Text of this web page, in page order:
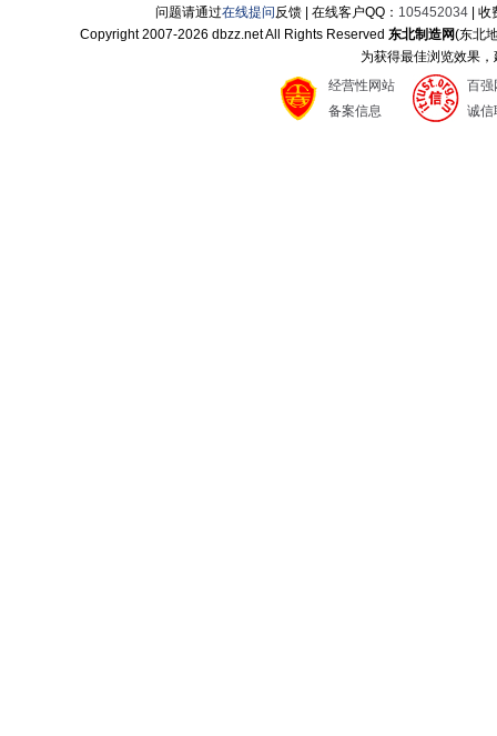
问题请通过在线提问反馈 | 在线客户QQ： 105452034 |
Copyright 2007-2026 dbzz.net All Rights Reserved东北制造网(东北
为获得最佳浏览效果
经营性网站
备案信息
百强
诚信